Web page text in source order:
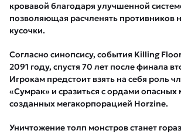
кровавой благодаря улучшенной
позволяющая расчленять противников
кусочки.
Согласно синопсису, события Killing
2091 году, спустя 70 лет после финала
Игрокам предстоит взять на себя роль
«Сумрак» и сразиться с ордами опасных
созданных мегакорпорацией Horzine.
Уничтожение толп монстров станет